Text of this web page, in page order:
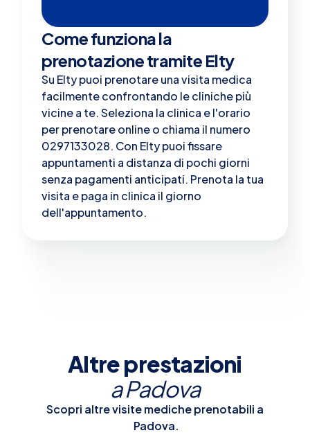
Come funziona la
prenotazione tramite Elty
Su Elty puoi prenotare una visita medica
facilmente confrontando le cliniche più
vicine a te. Seleziona la clinica e l'orario
per prenotare online o chiama il numero
0297133028. Con Elty puoi fissare
appuntamenti a distanza di pochi giorni
senza pagamenti anticipati. Prenota la tua
visita e paga in clinica il giorno
dell'appuntamento.
Altre prestazioni
aPadova
Scopri altre visite mediche prenotabili a
Padova.